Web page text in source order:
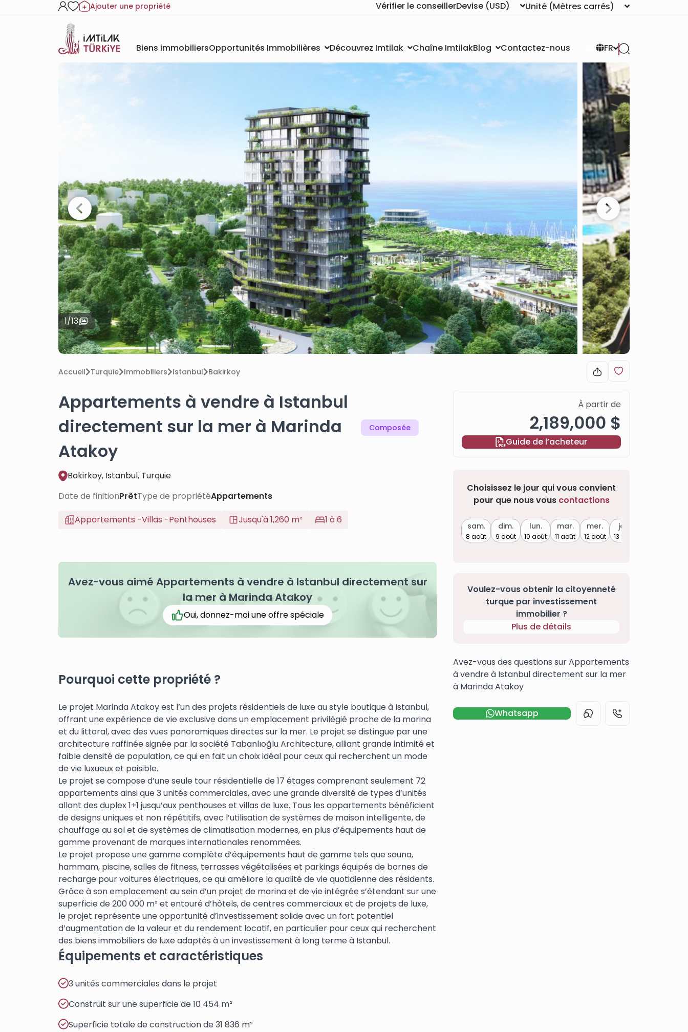
Ajouter une propriété Vérifier le conseillerDevise (USD) Unité (Mètres carrés)
Biens immobiliersOpportunités Immobilières Découvrez Imtilak Chaîne ImtilakBlog Contactez-nous FR
1/13
Accueil Turquie Immobiliers Istanbul Bakirkoy
Appartements à vendre à Istanbul
directement sur la mer à Marinda
Atakoy
Composée
Bakirkoy, Istanbul, Turquie
Date de finitionPrêtType de propriétéAppartements
Appartements -Villas -Penthouses Jusqu'à 1,260 m² 1 à 6
Avez-vous aimé Appartements à vendre à Istanbul directement sur
la mer à Marinda Atakoy
Oui, donnez-moi une offre spéciale
Pourquoi cette propriété ?
Le projet Marinda Atakoy est l’un des projets résidentiels de luxe au style boutique à Istanbul,
offrant une expérience de vie exclusive dans un emplacement privilégié proche de la marina
et du littoral, avec des vues panoramiques directes sur la mer. Le projet se distingue par une
architecture raffinée signée par la société Tabanlıoğlu Architecture, alliant grande intimité et
faible densité de population, ce qui en fait un choix idéal pour ceux qui recherchent un mode
de vie luxueux et paisible.
Le projet se compose d’une seule tour résidentielle de 17 étages comprenant seulement 72
appartements ainsi que 3 unités commerciales, avec une grande diversité de types d’unités
allant des duplex 1+1 jusqu’aux penthouses et villas de luxe. Tous les appartements bénéficient
de designs uniques et non répétitifs, avec l’utilisation de systèmes de maison intelligente, de
chauffage au sol et de systèmes de climatisation modernes, en plus d’équipements haut de
gamme provenant de marques internationales renommées.
Le projet propose une gamme complète d’équipements haut de gamme tels que sauna,
hammam, piscine, salles de fitness, terrasses végétalisées et parkings équipés de bornes de
recharge pour voitures électriques, ce qui améliore la qualité de vie quotidienne des résidents.
Grâce à son emplacement au sein d’un projet de marina et de vie intégrée s’étendant sur une
superficie de 200 000 m² et entouré d’hôtels, de centres commerciaux et de projets de luxe,
le projet représente une opportunité d’investissement solide avec un fort potentiel
d’augmentation de la valeur et du rendement locatif, en particulier pour ceux qui recherchent
des biens immobiliers de luxe adaptés à un investissement à long terme à Istanbul.
Équipements et caractéristiques
3 unités commerciales dans le projet
Construit sur une superficie de 10 454 m²
Superficie totale de construction de 31 836 m²
À partir de
2,189,000 $
Guide de l’acheteur
Choisissez le jour qui vous convient
pour que nous vous contactions
sam.
8 août
dim.
9 août
lun.
10 août
mar.
11 août
mer.
12 août
jeu.
13 août
Voulez-vous obtenir la citoyenneté
turque par investissement
immobilier ?
Plus de détails
Avez-vous des questions sur Appartements
à vendre à Istanbul directement sur la mer
à Marinda Atakoy
Whatsapp